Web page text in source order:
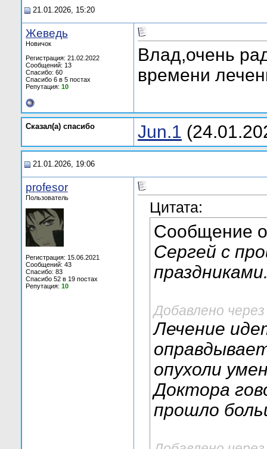
21.01.2026, 15:20
Жеведь
Новичок
Регистрация: 21.02.2022
Сообщений: 13
Спасибо: 60
Спасибо 6 в 5 постах
Репутация: 10
Влад,очень
времени
Сказал(а) cпасибо Jun.1
21.01.2026, 19:06
profesor
Пользователь
Регистрация: 15.06.2021
Сообщений: 43
Спасибо: 83
Спасибо 52 в 19 постах
Репутация: 10
Цитата:
Сообщение
Сергей с
Добавлено
Лечение
опухоли
Доктора
прошло